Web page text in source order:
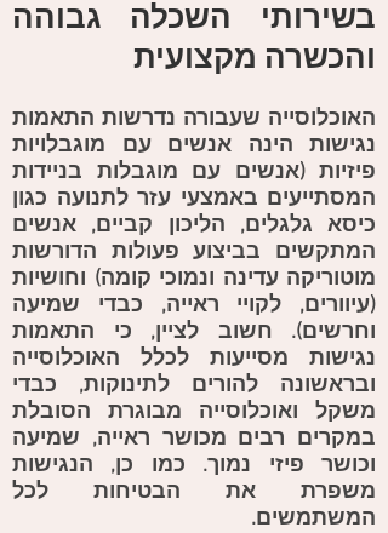
בשירותי השכלה גבוהה
והכשרה מקצועית
האוכלוסייה שעבורה נדרשות התאמות
נגישות הינה אנשים עם מוגבלויות
פיזיות (אנשים עם מוגבלות בניידות
המסתייעים באמצעי עזר לתנועה כגון
כיסא גלגלים, הליכון קביים, אנשים
המתקשים בביצוע פעולות הדורשות
מוטוריקה עדינה ונמוכי קומה) וחושיות
(עיוורים, לקויי ראייה, כבדי שמיעה
וחרשים). חשוב לציין, כי התאמות
נגישות מסייעות לכלל האוכלוסייה
ובראשונה להורים לתינוקות, כבדי
משקל ואוכלוסייה מבוגרת הסובלת
במקרים רבים מכושר ראייה, שמיעה
וכושר פיזי נמוך. כמו כן, הנגישות
משפרת את הבטיחות לכל
המשתמשים.